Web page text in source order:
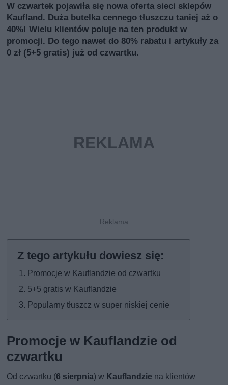
W czwartek pojawiła się nowa oferta sieci sklepów
Kaufland. Duża butelka cennego tłuszczu taniej aż o
40%! Wielu klientów poluje na ten produkt w
promocji. Do tego nawet do 80% rabatu i artykuły za
0 zł (5+5 gratis) już od czwartku.
Promocje w Kauflandzie od czwartku
5+5 gratis w Kauflandzie
Popularny tłuszcz w super niskiej cenie
Promocje w Kauflandzie od
czwartku
Od czwartku (6 sierpnia) w Kauflandzie na klientów